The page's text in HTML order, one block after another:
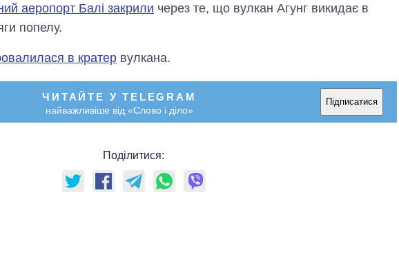
аеропорт Балі закрили через те, що вулкан Агунг викидає в
попелу.
в кратер вулкана.
ЧИТАЙТЕ У TELEGRAM
найважливіше від «Слово і діло»
Підписатися
Поділитися:
Скільки картоплі